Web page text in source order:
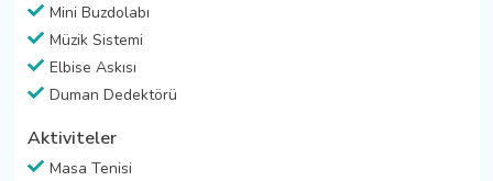
Mini Buzdolabı
Müzik Sistemi
Elbise Askısı
Duman Dedektörü
Aktiviteler
Masa Tenisi